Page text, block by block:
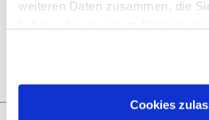
weiteren Daten zusammen, die
Cookies
Openings